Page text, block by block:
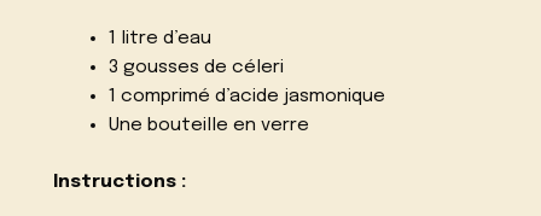
1 litre d’eau
3 gousses de céleri
1 comprimé d’acide jasmonique
Une bouteille en verre
Instructions :